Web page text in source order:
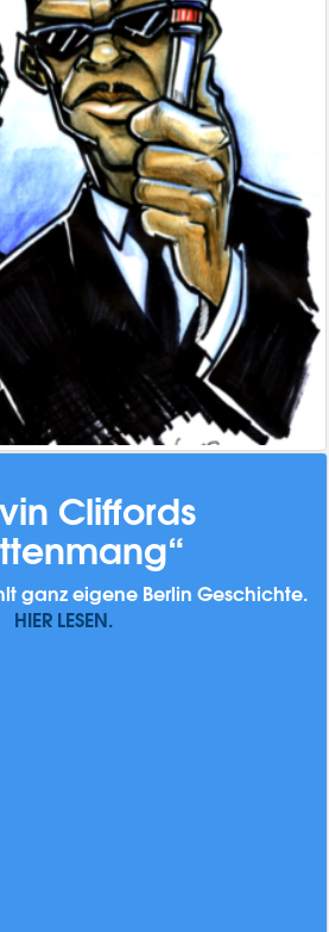
Cliffords
ganz eigene Berlin Geschichte.
HIER LESEN.